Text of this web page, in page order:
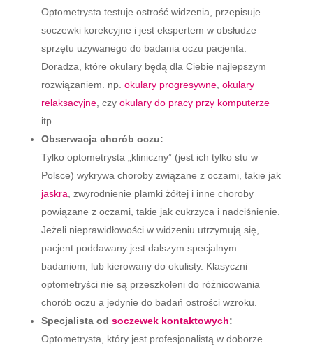
Optometrysta testuje ostrość widzenia, przepisuje
soczewki korekcyjne i jest ekspertem w obsłudze
sprzętu używanego do badania oczu pacjenta.
Doradza, które okulary będą dla Ciebie najlepszym
rozwiązaniem. np. okulary progresywne, okulary
relaksacyjne, czy okulary do pracy przy komputerze
itp.
Obserwacja chorób oczu:
Tylko optometrysta „kliniczny” (jest ich tylko stu w
Polsce) wykrywa choroby związane z oczami, takie jak
jaskra , zwyrodnienie plamki żółtej i inne choroby
powiązane z oczami, takie jak cukrzyca i nadciśnienie.
Jeżeli nieprawidłowości w widzeniu utrzymują się,
pacjent poddawany jest dalszym specjalnym
badaniom, lub kierowany do okulisty. Klasyczni
optometryści nie są przeszkoleni do różnicowania
chorób oczu a jedynie do badań ostrości wzroku.
Specjalista od soczewek kontaktowych:
Optometrysta, który jest profesjonalistą w doborze